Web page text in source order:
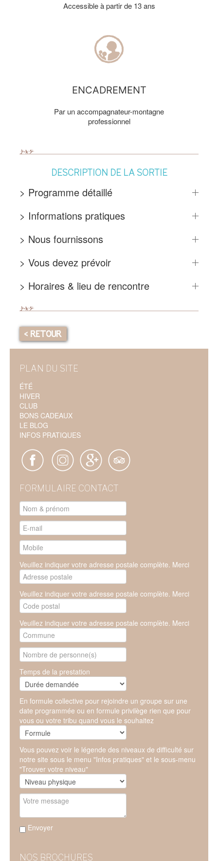
Accessible à partir de 13 ans
ENCADREMENT
Par un accompagnateur-montagne
professionnel
DESCRIPTION DE LA SORTIE
> Programme détaillé
> Informations pratiques
> Nous fournissons
> Vous devez prévoir
> Horaires & lieu de rencontre
< RETOUR
PLAN DU SITE
ÉTÉ
HIVER
CLUB
BONS CADEAUX
LE BLOG
INFOS PRATIQUES
FORMULAIRE CONTACT
Veuillez indiquer votre adresse postale complète. Merci
Veuillez indiquer votre adresse postale complète. Merci
Veuillez indiquer votre adresse postale complète. Merci
Temps de la prestation
En formule collective pour rejoindre un groupe sur une
date programmée ou en formule privilège rien que pour
vous ou votre tribu quand vous le souhaitez
Vous pouvez voir le légende des niveaux de difficulté sur
notre site sous le menu "Infos pratiques" et le sous-menu
"Trouver votre niveau"
Envoyer
NOS BROCHURES